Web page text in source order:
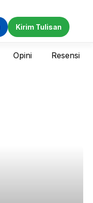
Kirim Tulisan
Opini Resensi